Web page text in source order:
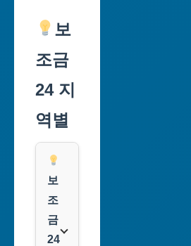
보
조금
24 지
역별
보
조
금
24